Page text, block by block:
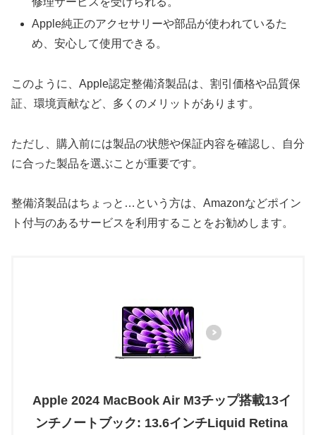
Apple純正のアクセサリーや部品が使われているた
め、安心して使用できる。
このように、Apple認定整備済製品は、割引価格や品質保
証、環境貢献など、多くのメリットがあります。
ただし、購入前には製品の状態や保証内容を確認し、自分
に合った製品を選ぶことが重要です。
整備済製品はちょっと…という方は、Amazonなどポイン
ト付与のあるサービスを利用することをお勧めします。
Apple 2024 MacBook Air M3チップ搭載13イ
ンチノートブック: 13.6インチLiquid Retina